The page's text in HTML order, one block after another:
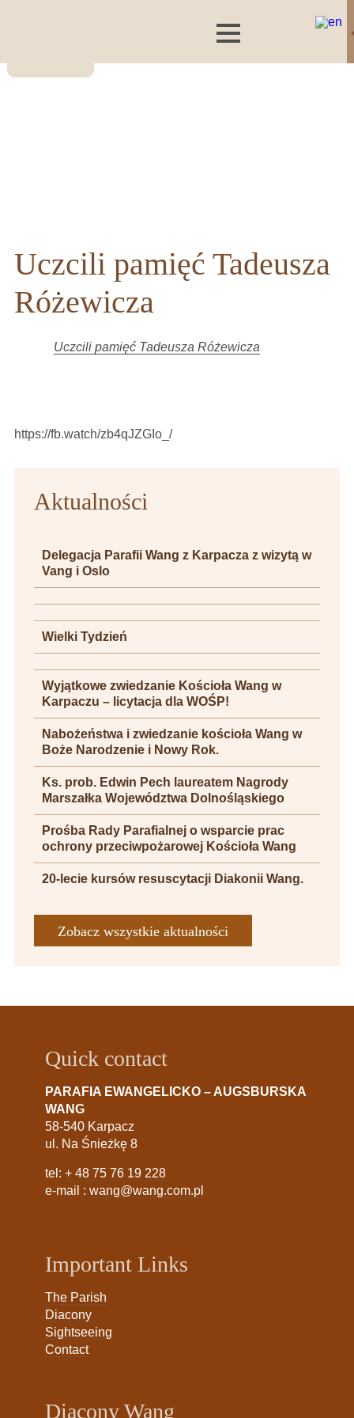
Uczcili pamięć Tadeusza
Różewicza
Uczcili pamięć Tadeusza Różewicza
https://fb.watch/zb4qJZGIo_/
Aktualności
Delegacja Parafii Wang z Karpacza z wizytą w
Vang i Oslo
Wielki Tydzień
Wyjątkowe zwiedzanie Kościoła Wang w
Karpaczu – licytacja dla WOŚP!
Nabożeństwa i zwiedzanie kościoła Wang w
Boże Narodzenie i Nowy Rok.
Ks. prob. Edwin Pech laureatem Nagrody
Marszałka Województwa Dolnośląskiego
Prośba Rady Parafialnej o wsparcie prac
ochrony przeciwpożarowej Kościoła Wang
20-lecie kursów resuscytacji Diakonii Wang.
Zobacz wszystkie aktualności
Quick contact
PARAFIA EWANGELICKO – AUGSBURSKA
WANG
58-540 Karpacz
ul. Na Śnieżkę 8
tel: + 48 75 76 19 228
e-mail : wang@wang.com.pl
Important Links
The Parish
Diacony
Sightseeing
Contact
Diacony Wang